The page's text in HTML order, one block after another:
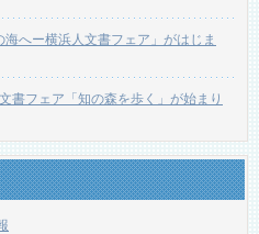
へー横浜人文書フェア」がはじま
書フェア「知の森を歩く」が始まり